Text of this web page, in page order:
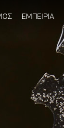
ΕΜΠΕΙΡΙΑ